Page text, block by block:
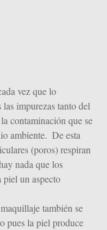
vez que lo
impurezas tanto del
contaminación que se
ambiente.  De esta
(poros) respiran
nada que los
piel un aspecto
también se
pues la piel produce